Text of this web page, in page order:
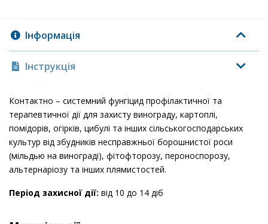
Інформація
Інструкція
Контактно – системний фунгіцид профілактичної та
терапевтичної дії для захисту винограду, картоплі,
помідорів, огірків, цибулі та інших сільськогосподарських
культур від збудників несправжньої борошнистої роси
(мільдью на винограді), фітофторозу, пероноспорозу,
альтернаріозу та інших плямистостей.
Період захисної дії: від 10 до 14 діб